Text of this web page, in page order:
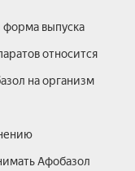
форма выпуска
относится
на организм
Афобазол